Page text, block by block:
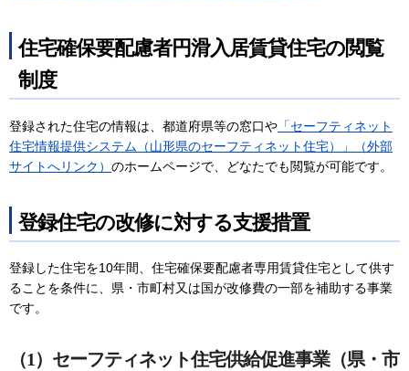
住宅確保要配慮者円滑入居賃貸住宅の閲覧
制度
登録された住宅の情報は、都道府県等の窓口や 「セーフティネット
住宅情報提供システム（山形県のセーフティネット住宅）」（外部
サイトへリンク） のホームページで、どなたでも閲覧が可能です。
登録住宅の改修に対する支援措置
登録した住宅を10年間、住宅確保要配慮者専用賃貸住宅として供す
ることを条件に、県・市町村又は国が改修費の一部を補助する事業
です。
（1）セーフティネット住宅供給促進事業（県・市